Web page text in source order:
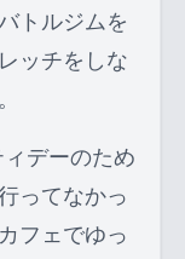
トルジムを
ッチをしな
デーのため
ってなかっ
フェでゆっ